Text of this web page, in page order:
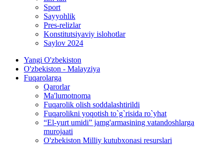
Sport
Sayyohlik
Pres-relizlar
Konstitutsiyaviy islohotlar
Saylov 2024
Yangi O'zbekiston
O'zbekiston - Malayziya
Fuqarolarga
Qarorlar
Ma'lumotnoma
Fuqarolik olish soddalashtirildi
Fuqarolikni yoqotish to`g`risida ro`yhat
“El-yurt umidi” jamg'armasining vatandoshlarga
murojaati
O'zbekiston Milliy kutubxonasi resurslari